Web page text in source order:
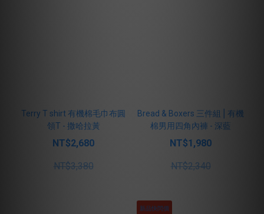
Terry T shirt 有機棉毛巾布圓
領T - 撒哈拉黃
NT$2,680
NT$3,380
Bread & Boxers 三件組⎪有機
棉男用四角內褲 - 深藍
NT$1,980
NT$2,340
新品快閃價